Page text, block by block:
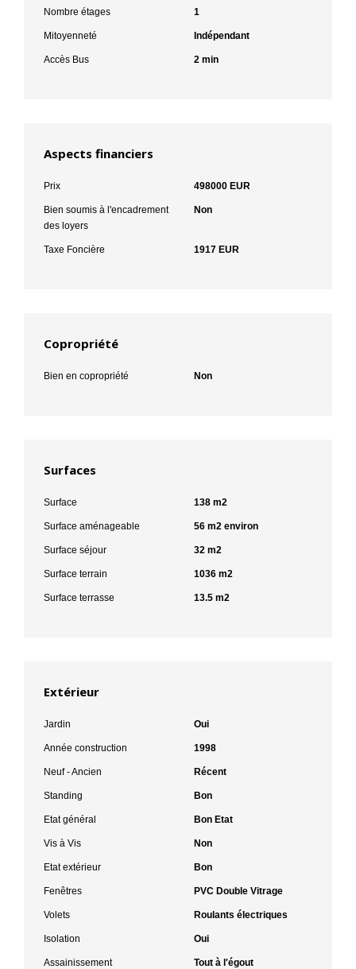
Nombre étages 1
Mitoyenneté Indépendant
Accès Bus 2 min
Aspects financiers
Prix 498000 EUR
Bien soumis à l'encadrement
des loyers
Non
Taxe Foncière 1917 EUR
Copropriété
Bien en copropriété Non
Surfaces
Surface 138 m2
Surface aménageable 56 m2 environ
Surface séjour 32 m2
Surface terrain 1036 m2
Surface terrasse 13.5 m2
Extérieur
Jardin Oui
Année construction 1998
Neuf - Ancien Récent
Standing Bon
Etat général Bon Etat
Vis à Vis Non
Etat extérieur Bon
Fenêtres PVC Double Vitrage
Volets Roulants électriques
Isolation Oui
Assainissement Tout à l'égout